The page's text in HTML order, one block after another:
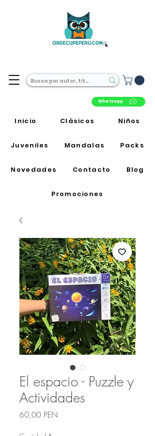
Whatsapp
Inicio Clásicos Niños
Juveniles Mandalas Packs
Novedades Contacto Blog
Promociones
El espacio - Puzzle y
Actividades
60,00 PENPrecio